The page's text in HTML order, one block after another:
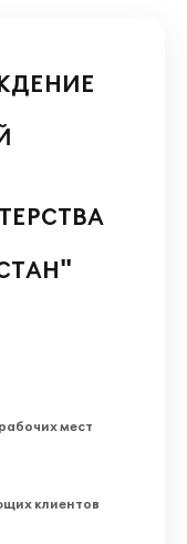
мест
клиентов